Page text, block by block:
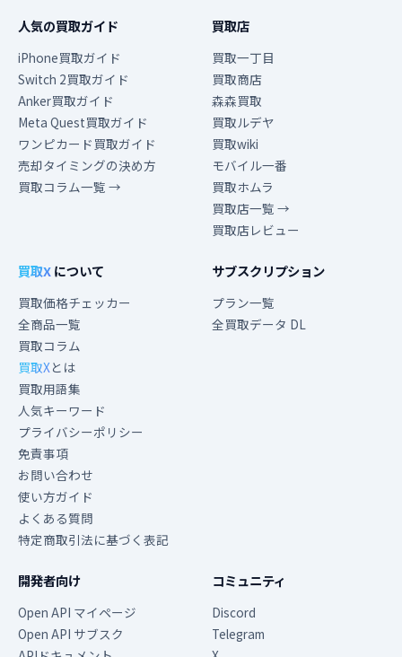
人気の買取ガイド
iPhone買取ガイド
Switch 2買取ガイド
Anker買取ガイド
Meta Quest買取ガイド
ワンピカード買取ガイド
売却タイミングの決め方
買取コラム一覧 →
買取店
買取一丁目
買取商店
森森買取
買取ルデヤ
買取wiki
モバイル一番
買取ホムラ
買取店一覧 →
買取店レビュー
買取Xについて
買取価格チェッカー
全商品一覧
買取コラム
買取Xとは
買取用語集
人気キーワード
プライバシーポリシー
免責事項
お問い合わせ
使い方ガイド
よくある質問
特定商取引法に基づく表記
サブスクリプション
プラン一覧
全買取データ DL
開発者向け
Open API マイページ
Open API サブスク
コミュニティ
Discord
Telegram